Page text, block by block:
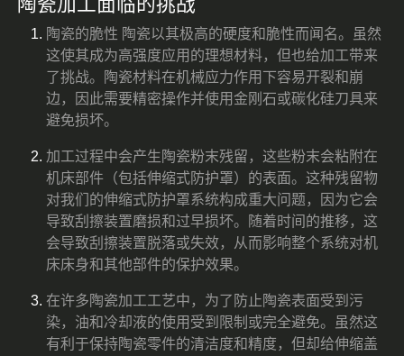
陶瓷的脆性 陶瓷以其极高的硬度和脆性而闻名。虽然
这使其成为高强度应用的理想材料，但也给加工带来
了挑战。陶瓷材料在机械应力作用下容易开裂和崩
边，因此需要精密操作并使用金刚石或碳化硅刀具来
避免损坏。
加工过程中会产生陶瓷粉末残留，这些粉末会粘附在
机床部件（包括伸缩式防护罩）的表面。这种残留物
对我们的伸缩式防护罩系统构成重大问题，因为它会
导致刮擦装置磨损和过早损坏。随着时间的推移，这
会导致刮擦装置脱落或失效，从而影响整个系统对机
床床身和其他部件的保护效果。
在许多陶瓷加工工艺中，为了防止陶瓷表面受到污
染，油和冷却液的使用受到限制或完全避免。虽然这
有利于保持陶瓷零件的清洁度和精度，但却给伸缩盖